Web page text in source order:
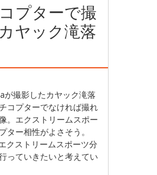
プターで撮
ヤック滝落
が撮影したカヤック滝落
コプターでなければ撮れ
。エクストリームスポー
ター相性がよさそう。
クストリームスポーツ分
っていきたいと考えてい